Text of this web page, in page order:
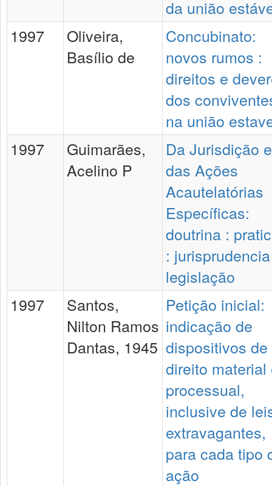
da união
1997
Oliveira,
Basílio de
Concubinato:
novos rumos :
direitos e
dos
na união
1997
Guimarães,
Acelino P
Da Jurisdição e
das Ações
Acautelatórias
Específicas:
doutrina :
:
legislação
1997
Santos,
Nilton Ramos
Dantas, 1945
Petição inicial:
indicação de
dispositivos de
direito material
processual,
inclusive de
extravagantes,
para cada tipo
ação